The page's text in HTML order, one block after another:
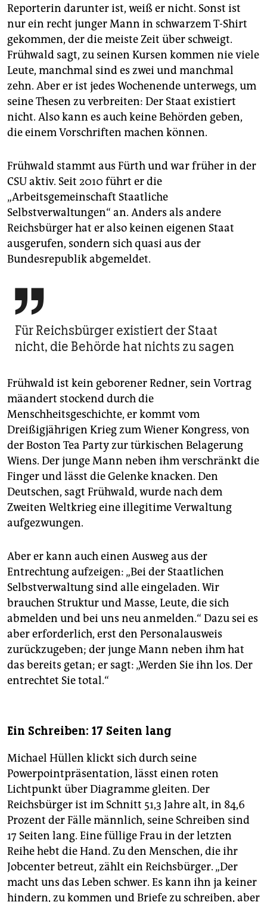
Reporterin darunter ist, weiß er nicht. Sonst ist
nur ein recht junger Mann in schwarzem T-Shirt
gekommen, der die meiste Zeit über schweigt.
Frühwald sagt, zu seinen Kursen kommen nie viele
Leute, manchmal sind es zwei und manchmal
zehn. Aber er ist jedes Wochenende unterwegs, um
seine Thesen zu verbreiten: Der Staat existiert
nicht. Also kann es auch keine Behörden geben,
die einem Vorschriften machen können.
Frühwald stammt aus Fürth und war früher in der
CSU aktiv. Seit 2010 führt er die
„Arbeitsgemeinschaft Staatliche
Selbstverwaltungen“ an. Anders als andere
Reichsbürger hat er also keinen eigenen Staat
ausgerufen, sondern sich quasi aus der
Bundesrepublik abgemeldet.

Für Reichsbürger existiert der Staat
nicht, die Behörde hat nichts zu sagen
Frühwald ist kein geborener Redner, sein Vortrag
mäandert stockend durch die
Menschheitsgeschichte, er kommt vom
Dreißigjährigen Krieg zum Wiener Kongress, von
der Boston Tea Party zur türkischen Belagerung
Wiens. Der junge Mann neben ihm verschränkt die
Finger und lässt die Gelenke knacken. Den
Deutschen, sagt Frühwald, wurde nach dem
Zweiten Weltkrieg eine illegitime Verwaltung
aufgezwungen.
Aber er kann auch einen Ausweg aus der
Entrechtung aufzeigen: „Bei der Staatlichen
Selbstverwaltung sind alle eingeladen. Wir
brauchen Struktur und Masse, Leute, die sich
abmelden und bei uns neu anmelden.“ Dazu sei es
aber erforderlich, erst den Personalausweis
zurückzugeben; der junge Mann neben ihm hat
das bereits getan; er sagt: „Werden Sie ihn los. Der
entrechtet Sie total.“
Ein Schreiben: 17 Seiten lang
Michael Hüllen klickt sich durch seine
Powerpointpräsentation, lässt einen roten
Lichtpunkt über Diagramme gleiten. Der
Reichsbürger ist im Schnitt 51,3 Jahre alt, in 84,6
Prozent der Fälle männlich, seine Schreiben sind
17 Seiten lang. Eine füllige Frau in der letzten
Reihe hebt die Hand. Zu den Menschen, die ihr
Jobcenter betreut, zählt ein Reichsbürger. „Der
macht uns das Leben schwer. Es kann ihn ja keiner
hindern, zu kommen und Briefe zu schreiben, aber